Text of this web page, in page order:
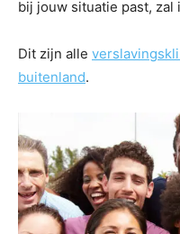
bij jouw situatie past,
Dit zijn alle
buitenland.